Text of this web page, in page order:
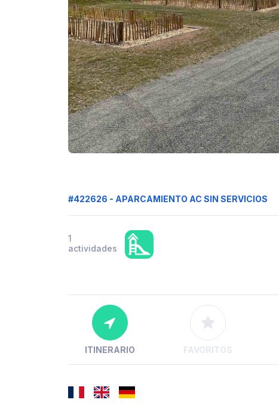
#422626 - APARCAMIENTO AC SIN SERVICIOS
1
actividades
ITINERARIO FAVORITOS